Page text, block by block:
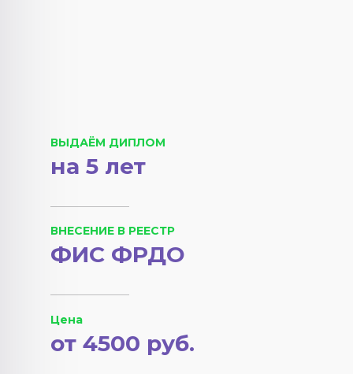
ВЫДАЁМ ДИПЛОМ
на 5 лет
ВНЕСЕНИЕ В РЕЕСТР
ФИС ФРДО
Цена
от 4500 руб.